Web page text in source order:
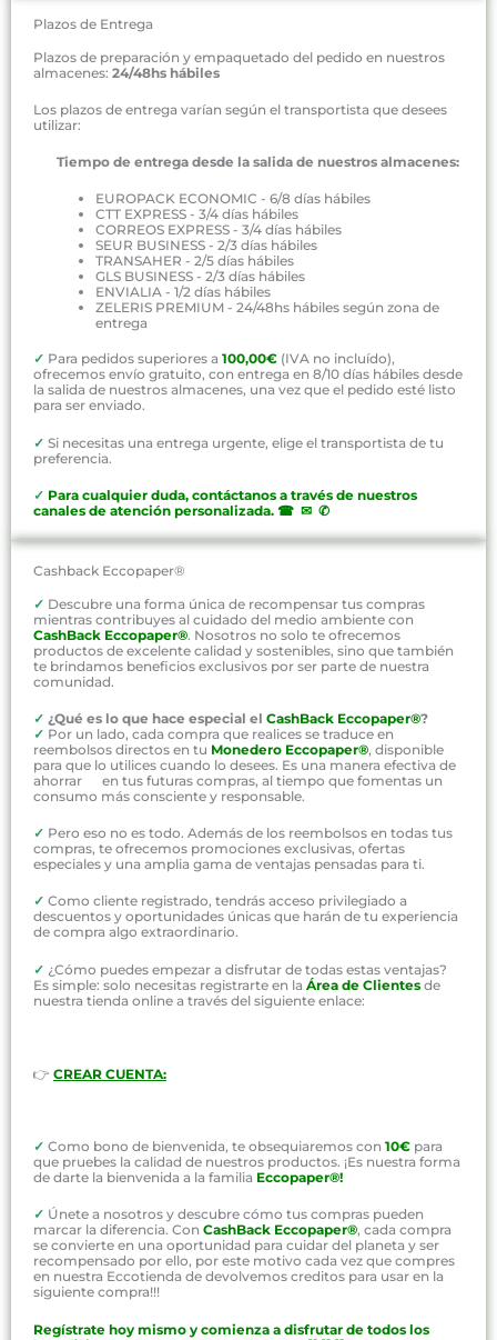
Plazos de Entrega
Plazos de preparación y empaquetado del pedido en nuestros
almacenes: 24/48hs hábiles
Los plazos de entrega varían según el transportista que desees
utilizar:
Tiempo de entrega desde la salida de nuestros almacenes:
EUROPACK ECONOMIC - 6/8 días hábiles
CTT EXPRESS - 3/4 días hábiles
CORREOS EXPRESS - 3/4 días hábiles
SEUR BUSINESS - 2/3 días hábiles
TRANSAHER - 2/5 días hábiles
GLS BUSINESS - 2/3 días hábiles
ENVIALIA - 1/2 días hábiles
ZELERIS PREMIUM - 24/48hs hábiles según zona de
entrega
✓ Para pedidos superiores a 100,00€ (IVA no incluído),
ofrecemos envío gratuito, con entrega en 8/10 días hábiles desde
la salida de nuestros almacenes, una vez que el pedido esté listo
para ser enviado.
✓ Si necesitas una entrega urgente, elige el transportista de tu
preferencia.
✓ Para cualquier duda, contáctanos a través de nuestros
canales de atención personalizada. ☎ ✉ ✆
Cashback Eccopaper®
✓ Descubre una forma única de recompensar tus compras
mientras contribuyes al cuidado del medio ambiente con
CashBack Eccopaper®. Nosotros no solo te ofrecemos
productos de excelente calidad y sostenibles, sino que también
te brindamos beneficios exclusivos por ser parte de nuestra
comunidad.
✓ ¿Qué es lo que hace especial el CashBack Eccopaper®?
✓ Por un lado, cada compra que realices se traduce en
reembolsos directos en tu Monedero Eccopaper®, disponible
para que lo utilices cuando lo desees. Es una manera efectiva de
ahorrar en tus futuras compras, al tiempo que fomentas un
consumo más consciente y responsable.
✓ Pero eso no es todo. Además de los reembolsos en todas tus
compras, te ofrecemos promociones exclusivas, ofertas
especiales y una amplia gama de ventajas pensadas para ti.
✓ Como cliente registrado, tendrás acceso privilegiado a
descuentos y oportunidades únicas que harán de tu experiencia
de compra algo extraordinario.
✓ ¿Cómo puedes empezar a disfrutar de todas estas ventajas?
Es simple: solo necesitas registrarte en la Área de Clientes de
nuestra tienda online a través del siguiente enlace:
👉 CREAR CUENTA:
✓ Como bono de bienvenida, te obsequiaremos con 10€ para
que pruebes la calidad de nuestros productos. ¡Es nuestra forma
de darte la bienvenida a la familia Eccopaper®!
✓ Únete a nosotros y descubre cómo tus compras pueden
marcar la diferencia. Con CashBack Eccopaper®, cada compra
se convierte en una oportunidad para cuidar del planeta y ser
recompensado por ello, por este motivo cada vez que compres
en nuestra Eccotienda de devolvemos creditos para usar en la
siguiente compra!!!
Regístrate hoy mismo y comienza a disfrutar de todos los